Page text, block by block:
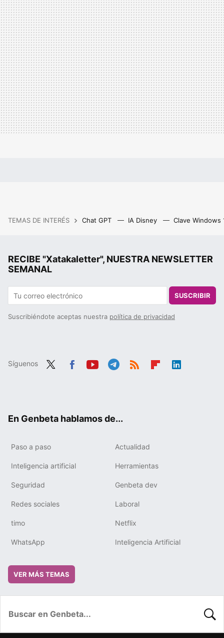
TEMAS DE INTERÉS Chat GPT IA Disney Clave Windows
RECIBE "Xatakaletter", NUESTRA NEWSLETTER
SEMANAL
SUSCRIBIR
Suscribiéndote aceptas nuestra política de privacidad
Síguenos
En Genbeta hablamos de...
Paso a paso Actualidad
Inteligencia artificial Herramientas
Seguridad Genbeta dev
Redes sociales Laboral
timo Netflix
WhatsApp Inteligencia Artificial
VER MÁS TEMAS